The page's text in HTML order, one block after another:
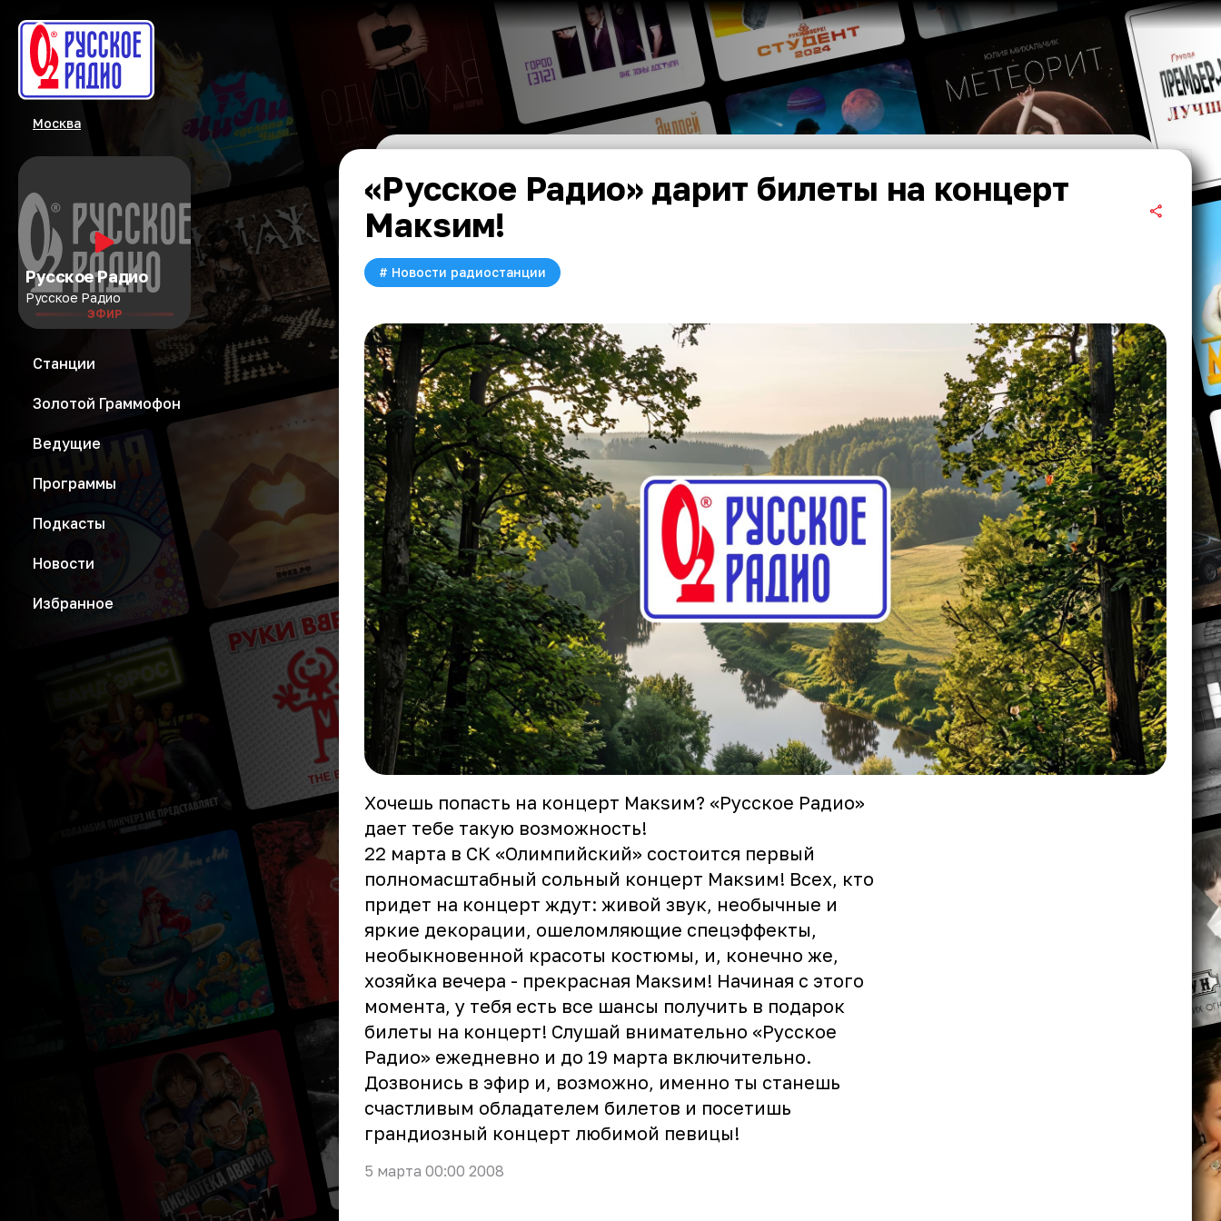
Москва
Русское Радио
Русское Радио
ЭФИР
Станции
Золотой Граммофон
Ведущие
Программы
Подкасты
Новости
Избранное
«Русское Радио» дарит билеты на концерт
Макsим!
# Новости радиостанции
Хочешь попасть на концерт Макsим? «Русское Радио»
дает тебе такую возможность!
22 марта в СК «Олимпийский» состоится первый
полномасштабный сольный концерт Макsим! Всех, кто
придет на концерт ждут: живой звук, необычные и
яркие декорации, ошеломляющие спецэффекты,
необыкновенной красоты костюмы, и, конечно же,
хозяйка вечера - прекрасная Макsим! Начиная с этого
момента, у тебя есть все шансы получить в подарок
билеты на концерт! Слушай внимательно «Русское
Радио» ежедневно и до 19 марта включительно.
Дозвонись в эфир и, возможно, именно ты станешь
счастливым обладателем билетов и посетишь
грандиозный концерт любимой певицы!
5 марта 00:00 2008